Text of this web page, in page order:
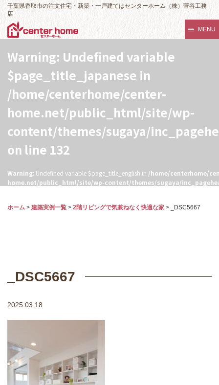
千葉県香取市の注文住宅・新築・一戸建てはセンターホーム（株）菅谷工務
店
MENU
Warning: Undefined variable
$page_title_japanese in
/home/centerhome/center-
home.net/public_html/site/wp-
content/themes/sugaya/
on line 132
Warning: Undefined variable $page_title_english in /home/centerhome/
home.net/public_html/site/wp-content/themes/sugaya/
ホーム > 建築実例一覧 > 2階リビングで気兼ねなく快適な家 > _DSC5667
_DSC5667
2025.03.18